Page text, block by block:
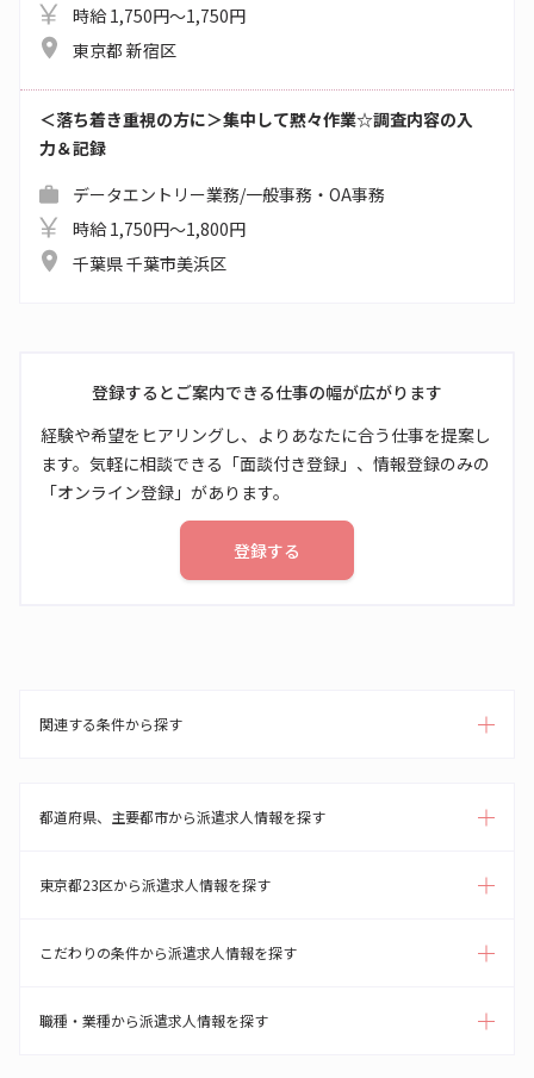
時給 1,750円～1,750円
東京都 新宿区
＜落ち着き重視の方に＞集中して黙々作業☆調査内容の入
力＆記録
データエントリー業務/一般事務・OA事務
時給 1,750円～1,800円
千葉県 千葉市美浜区
登録するとご案内できる仕事の幅が広がります
経験や希望をヒアリングし、よりあなたに合う仕事を提案し
ます。気軽に相談できる「面談付き登録」、情報登録のみの
「オンライン登録」があります。
登録する
関連する条件から探す
都道府県、主要都市から派遣求人情報を探す
東京都23区から派遣求人情報を探す
こだわりの条件から派遣求人情報を探す
職種・業種から派遣求人情報を探す